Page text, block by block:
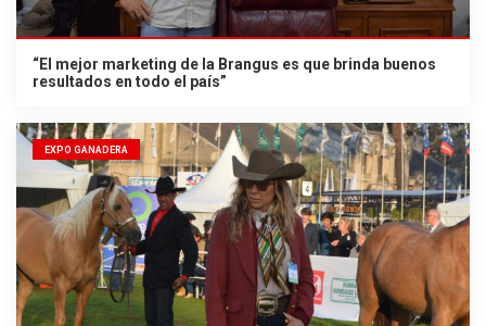
“El mejor marketing de la Brangus es que brinda buenos
resultados en todo el país”
EXPO GANADERA